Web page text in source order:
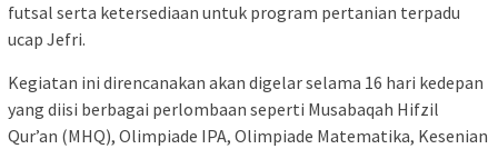
futsal serta ketersediaan untuk program pertanian terpadu
ucap Jefri.
Kegiatan ini direncanakan akan digelar selama 16 hari kedepan
yang diisi berbagai perlombaan seperti Musabaqah Hifzil
Qur’an (MHQ), Olimpiade IPA, Olimpiade Matematika, Kesenian